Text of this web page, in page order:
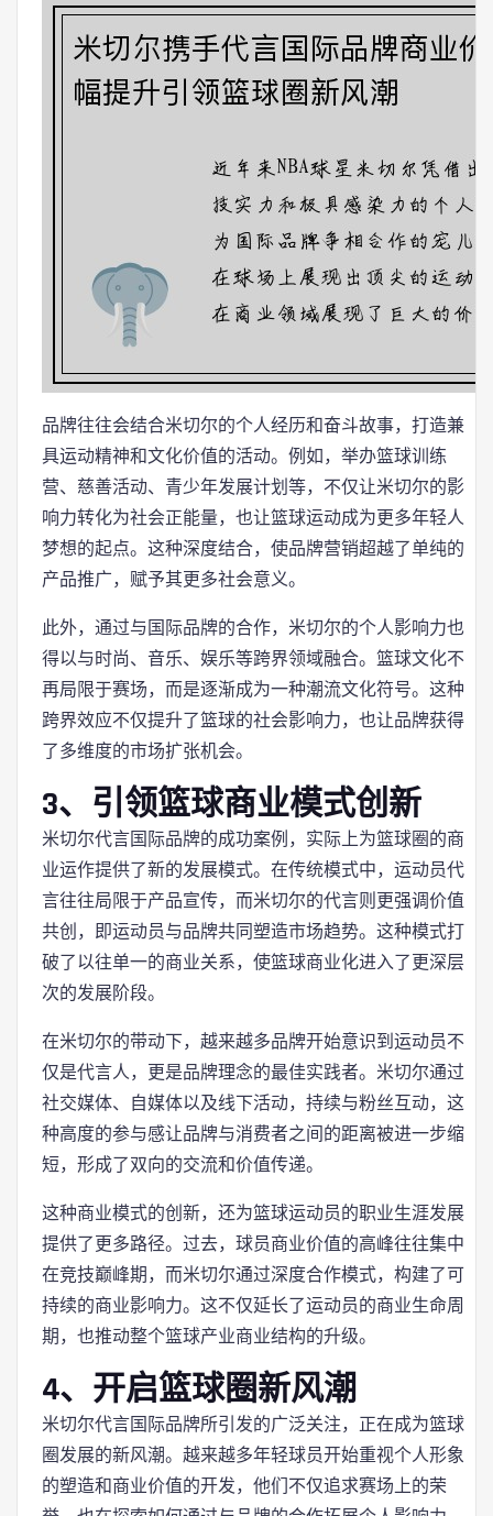
品牌往往会结合米切尔的个人经历和奋斗故事，打造兼
具运动精神和文化价值的活动。例如，举办篮球训练
营、慈善活动、青少年发展计划等，不仅让米切尔的影
响力转化为社会正能量，也让篮球运动成为更多年轻人
梦想的起点。这种深度结合，使品牌营销超越了单纯的
产品推广，赋予其更多社会意义。
此外，通过与国际品牌的合作，米切尔的个人影响力也
得以与时尚、音乐、娱乐等跨界领域融合。篮球文化不
再局限于赛场，而是逐渐成为一种潮流文化符号。这种
跨界效应不仅提升了篮球的社会影响力，也让品牌获得
了多维度的市场扩张机会。
3、引领篮球商业模式创新
米切尔代言国际品牌的成功案例，实际上为篮球圈的商
业运作提供了新的发展模式。在传统模式中，运动员代
言往往局限于产品宣传，而米切尔的代言则更强调价值
共创，即运动员与品牌共同塑造市场趋势。这种模式打
破了以往单一的商业关系，使篮球商业化进入了更深层
次的发展阶段。
在米切尔的带动下，越来越多品牌开始意识到运动员不
仅是代言人，更是品牌理念的最佳实践者。米切尔通过
社交媒体、自媒体以及线下活动，持续与粉丝互动，这
种高度的参与感让品牌与消费者之间的距离被进一步缩
短，形成了双向的交流和价值传递。
这种商业模式的创新，还为篮球运动员的职业生涯发展
提供了更多路径。过去，球员商业价值的高峰往往集中
在竞技巅峰期，而米切尔通过深度合作模式，构建了可
持续的商业影响力。这不仅延长了运动员的商业生命周
期，也推动整个篮球产业商业结构的升级。
4、开启篮球圈新风潮
米切尔代言国际品牌所引发的广泛关注，正在成为篮球
圈发展的新风潮。越来越多年轻球员开始重视个人形象
的塑造和商业价值的开发，他们不仅追求赛场上的荣